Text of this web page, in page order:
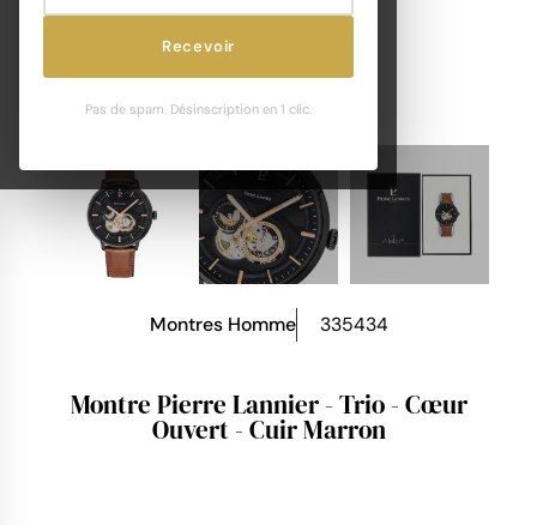
Recevoir
Pas de spam. Désinscription en 1 clic.
Montres Homme 335434
Montre Pierre Lannier - Trio - Cœur
Ouvert - Cuir Marron